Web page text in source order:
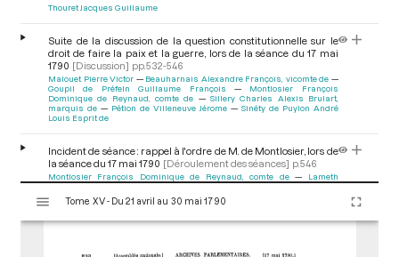
Thouret Jacques Guillaume
Suite de la discussion de la question constitutionnelle sur le
droit de faire la paix et la guerre, lors de la séance du 17 mai
1790 [Discussion] pp.532-546
Malouet Pierre Victor
Beauharnais Alexandre François, vicomte de
Goupil de Préfeln Guillaume François
Montlosier François
Dominique de Reynaud, comte de
Sillery Charles Alexis Brulart,
marquis de
Pétion de Villeneuve Jérome
Sinéty de Puylon André
Louis Esprit de
Incident de séance : rappel à l'ordre de M. de Montlosier, lors de
la séance du 17 mai 1790 [Déroulement des séances] p.546
Montlosier François Dominique de Reynaud, comte de
Lameth
Charles Malo, comte de
Laborde de Méréville François Louis Joseph
de
Reprise de la discussion de la question constitutionnelle sur le
de Montlosier lors de la séance du 17 mai
s
Tome XV - Du 21 avril au 30 mai 1790